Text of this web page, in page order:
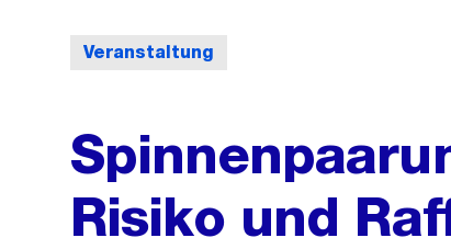
Veranstaltung
Risiko und